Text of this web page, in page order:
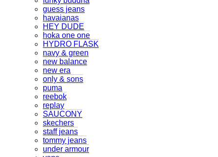
guess jeans
havaianas
HEY DUDE
hoka one one
HYDRO FLASK
navy & green
new balance
new era
only & sons
puma
reebok
replay
SAUCONY
skechers
staff jeans
tommy jeans
under armour